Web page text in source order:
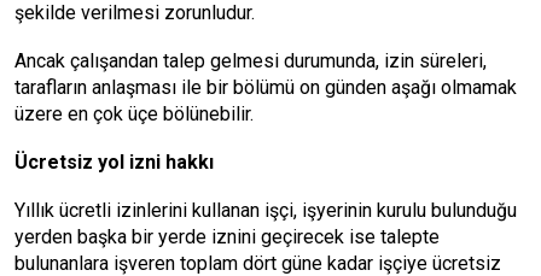
şekilde verilmesi zorunludur.
Ancak çalışandan talep gelmesi durumunda, izin süreleri,
tarafların anlaşması ile bir bölümü on günden aşağı olmamak
üzere en çok üçe bölünebilir.
Ücretsiz yol izni hakkı
Yıllık ücretli izinlerini kullanan işçi, işyerinin kurulu bulunduğu
yerden başka bir yerde iznini geçirecek ise talepte
bulunanlara işveren toplam dört güne kadar işçiye ücretsiz